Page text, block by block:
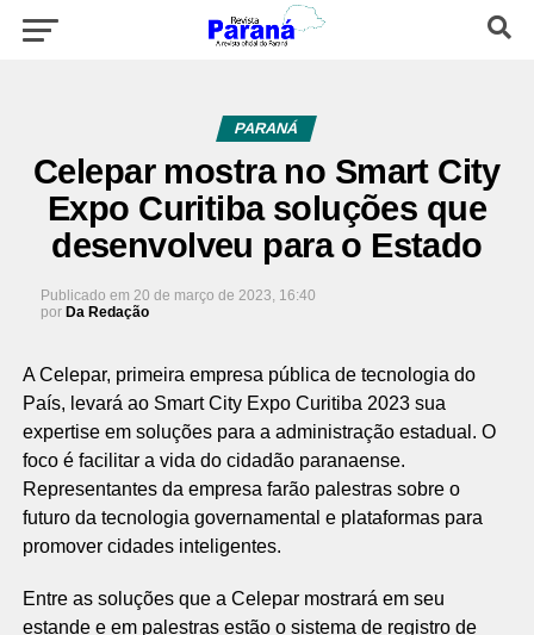
PARANÁ
Celepar mostra no Smart City
Expo Curitiba soluções que
desenvolveu para o Estado
Publicado em 20 de março de 2023, 16:40
por Da Redação
A Celepar, primeira empresa pública de tecnologia do
País, levará ao Smart City Expo Curitiba 2023 sua
expertise em soluções para a administração estadual. O
foco é facilitar a vida do cidadão paranaense.
Representantes da empresa farão palestras sobre o
futuro da tecnologia governamental e plataformas para
promover cidades inteligentes.
Entre as soluções que a Celepar mostrará em seu
estande e em palestras estão o sistema de registro de